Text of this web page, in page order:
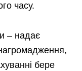
часу.
– надає
бере